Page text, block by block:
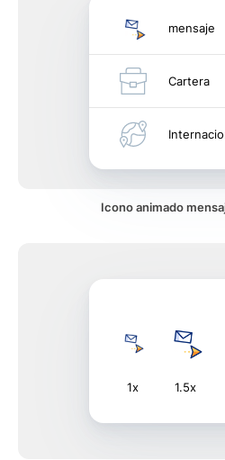
mensaje
Cartera
Icono animado
1x 1.5x